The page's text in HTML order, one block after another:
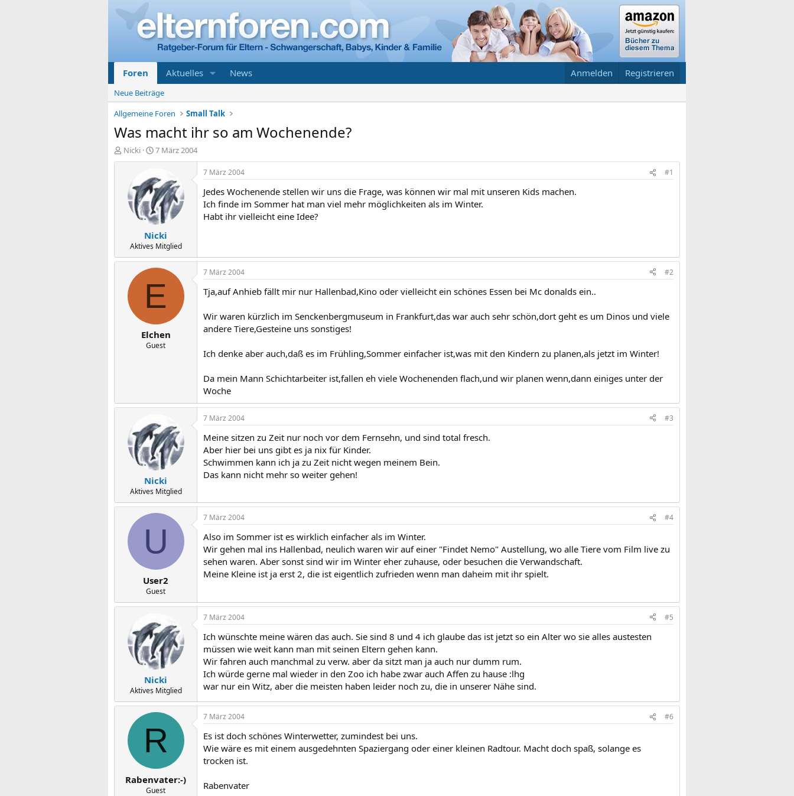
Foren Aktuelles News Anmelden Registrieren
Neue Beiträge
Allgemeine Foren
Small Talk
Was macht ihr so am Wochenende?
E
r
Nicki
E
r
t
e
l
l
t
a
m
7 März 2004
Nicki
Aktives Mitglied
7 März 2004 #1
Jedes Wochenende stellen wir uns die Frage, was können wir mal mit unseren Kids machen.
Ich finde im Sommer hat man viel mehr möglichkeiten als im Winter.
Habt ihr vielleicht eine Idee?
E
Elchen
Guest
7 März 2004 #2
Tja,auf Anhieb fällt mir nur Hallenbad,Kino oder vielleicht ein schönes Essen bei Mc donalds ein..
Wir waren kürzlich im Senckenbergmuseum in Frankfurt,das war auch sehr schön,dort geht es um Dinos und viele
andere Tiere,Gesteine uns sonstiges!
Ich denke aber auch,daß es im Frühling,Sommer einfacher ist,was mit den Kindern zu planen,als jetzt im Winter!
Da mein Mann Schichtarbeiter ist,fallen eh viele Wochenenden flach,und wir planen wenn,dann einiges unter der
Woche
Nicki
Aktives Mitglied
7 März 2004 #3
Meine sitzen zu Zeit nur noch vor dem Fernsehn, und sind total fresch.
Aber hier bei uns gibt es ja nix für Kinder.
Schwimmen kann ich ja zu Zeit nicht wegen meinem Bein.
Das kann nicht mehr so weiter gehen!
U
User2
Guest
7 März 2004 #4
Also im Sommer ist es wirklich einfacher als im Winter.
Wir gehen mal ins Hallenbad, neulich waren wir auf einer "Findet Nemo" Austellung, wo alle Tiere vom Film live zu
sehen waren. Aber sonst sind wir im Winter eher zuhause, oder besuchen die Verwandschaft.
Meine Kleine ist ja erst 2, die ist eigentlich zufrieden wenn man daheim mit ihr spielt.
Nicki
Aktives Mitglied
7 März 2004 #5
Ich wünschte meine wären das auch. Sie sind 8 und 4 ich glaube das ist jetzt so ein Alter wo sie alles austesten
müssen wie weit kann man mit seinen Eltern gehen kann.
Wir fahren auch manchmal zu verw. aber da sitzt man ja auch nur dumm rum.
Ich würde gerne mal wieder in den Zoo ich habe zwar auch Affen zu hause :lhg
war nur ein Witz, aber die meisten haben leider noch zu, die in unserer Nähe sind.
R
Rabenvater:-)
Guest
7 März 2004 #6
Es ist doch schönes Winterwetter, zumindest bei uns.
Wie wäre es mit einem ausgedehnten Spaziergang oder einer kleinen Radtour. Macht doch spaß, solange es
trocken ist.
Rabenvater